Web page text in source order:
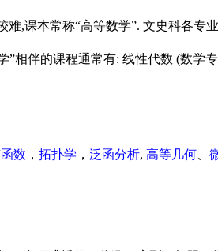
,课本常称“高等数学”. 文史科各专
相伴的课程通常有: 线性代数 (数学
数 ， 拓扑学 ， 泛函分析, 高等几何